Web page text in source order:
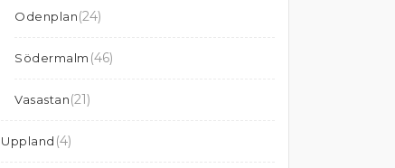
Odenplan(24)
Södermalm (46)
Vasastan(21)
Uppland (4)